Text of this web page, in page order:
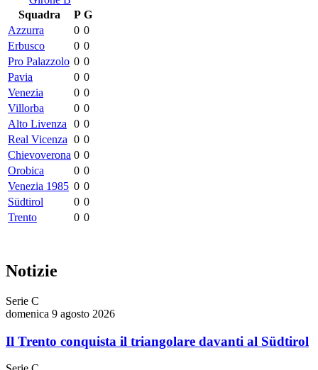
Squadra
P G
Azzurra
0 0
Erbusco
0 0
Pro Palazzolo 0 0
Pavia
0 0
Venezia
0 0
Villorba
0 0
Alto Livenza
0 0
Real Vicenza 0 0
Chievoverona 0 0
Orobica
0 0
Venezia 1985 0 0
Südtirol
0 0
Trento
0 0
Notizie
Serie C
domenica 9 agosto 2026
Il Trento conquista il triangolare davanti al Südtirol